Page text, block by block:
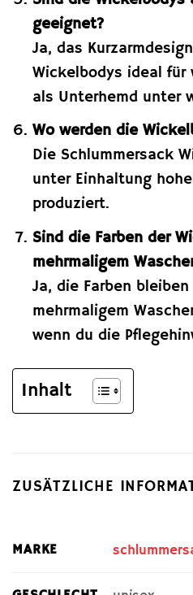
geeignet?
Ja, das
Wickelbodys ideal für
als Unterhemd unter
Wo werden die
Die Schlummersack
unter Einhaltung
produziert.
Sind die Farben der
mehrmaligem
Ja, die Farben
mehrmaligem
wenn du die
Inhalt
ZUSÄTZLICHE
MARKE